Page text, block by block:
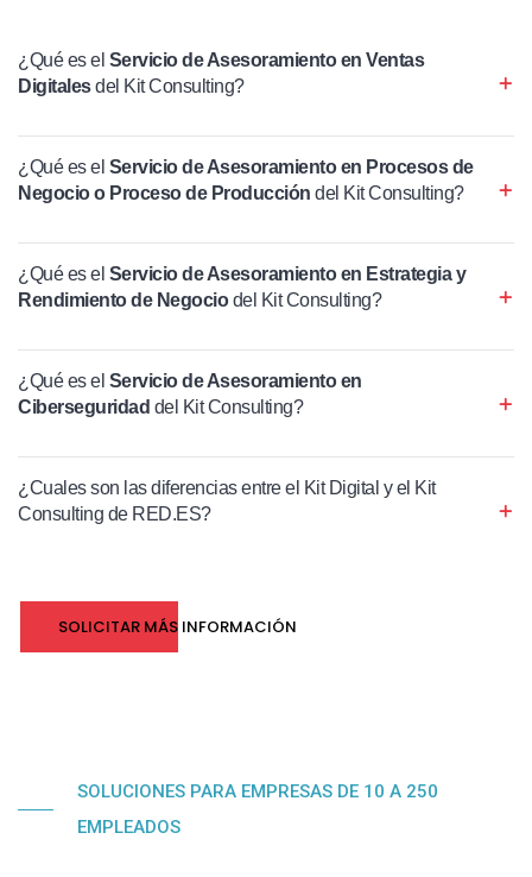
¿Qué es el Servicio de Asesoramiento en Ventas
Digitalesdel Kit Consulting?
¿Qué es el Servicio de Asesoramiento en Procesos de
Negocio o Proceso de Producción del Kit Consulting?
¿Qué es el Servicio de Asesoramiento en Estrategia y
Rendimiento de Negociodel Kit Consulting?
¿Qué es el Servicio de Asesoramiento en
Ciberseguridad del Kit Consulting?
¿Cuales son las diferencias entre el Kit Digital y el Kit
Consulting de RED.ES?
SOLICITAR MÁS INFORMACIÓN
SOLUCIONES PARA EMPRESAS DE 10 A 250
EMPLEADOS